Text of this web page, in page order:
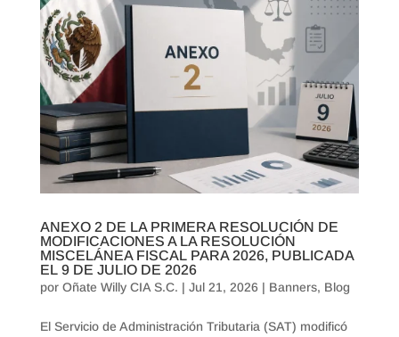
ANEXO 2 DE LA PRIMERA RESOLUCIÓN DE
MODIFICACIONES A LA RESOLUCIÓN
MISCELÁNEA FISCAL PARA 2026, PUBLICADA
EL 9 DE JULIO DE 2026
por Oñate Willy CIA S.C. | Jul 21, 2026 | Banners, Blog
El Servicio de Administración Tributaria (SAT) modificó